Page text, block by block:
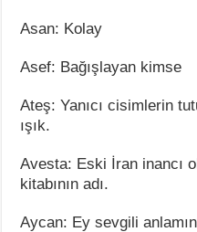
Asan: Kolay
Asef: Bağışlayan kimse
Ateş: Yanıcı cisimlerin
ışık.
Avesta: Eski İran inancı
kitabının adı.
Aycan: Ey sevgili